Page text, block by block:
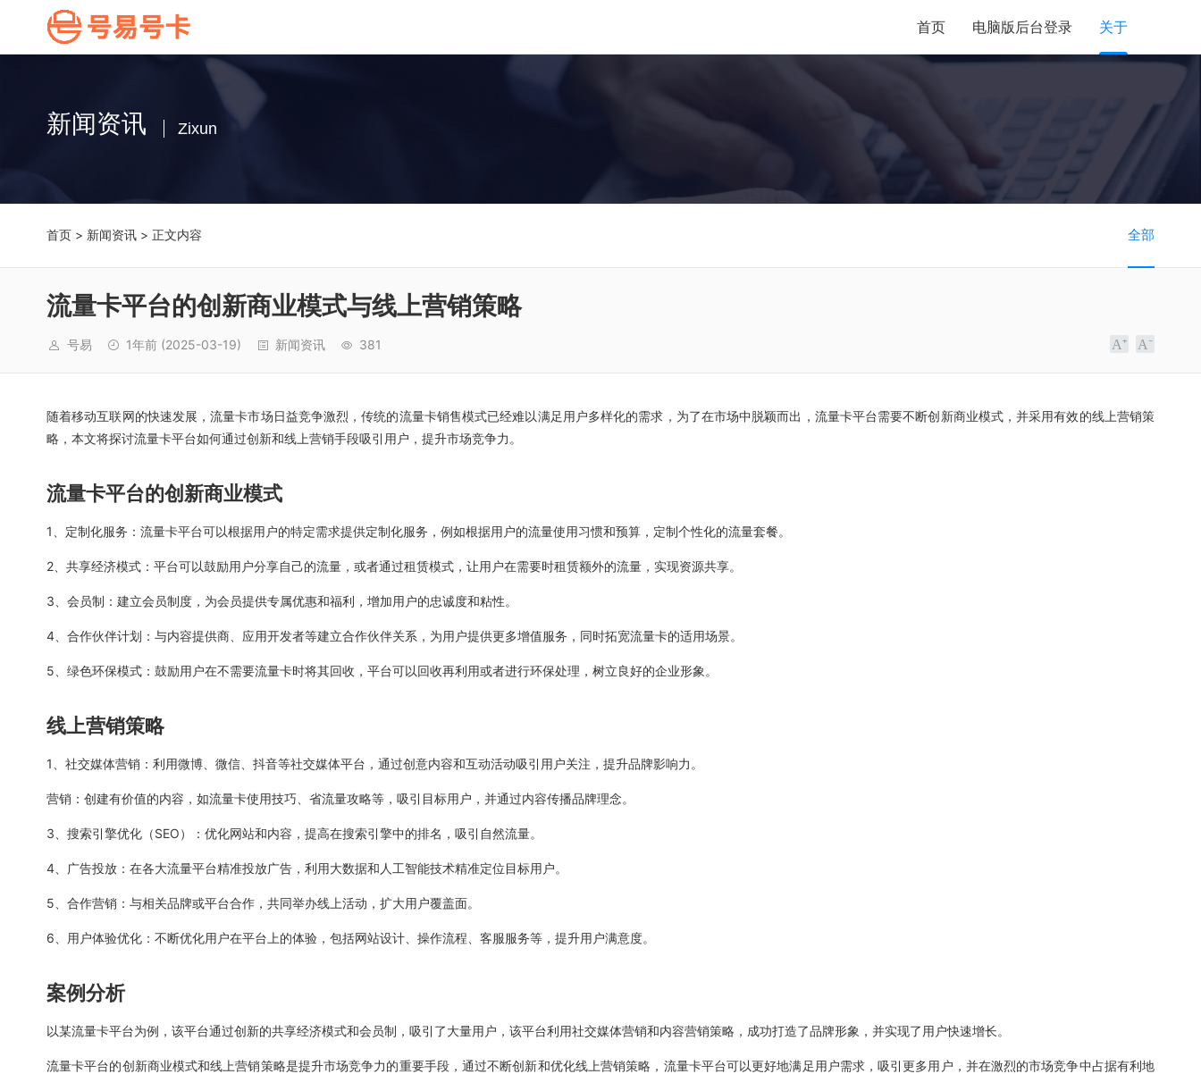
首页 电脑版后台登录 关于
新闻资讯 Zixun
首页 > 新闻资讯 > 正文内容 全部
流量卡平台的创新商业模式与线上营销策略
号易 1年前 (2025-03-19) 新闻资讯 381
随着移动互联网的快速发展，流量卡市场日益竞争激烈，传统的流量卡销售模式已经难以满足用户多样化的需求，为了在市场中脱颖而出，流量卡平台需要不断创新商业模式，并采用有效的线上营销策
略，本文将探讨流量卡平台如何通过创新和线上营销手段吸引用户，提升市场竞争力。
流量卡平台的创新商业模式
1、定制化服务：流量卡平台可以根据用户的特定需求提供定制化服务，例如根据用户的流量使用习惯和预算，定制个性化的流量套餐。
2、共享经济模式：平台可以鼓励用户分享自己的流量，或者通过租赁模式，让用户在需要时租赁额外的流量，实现资源共享。
3、会员制：建立会员制度，为会员提供专属优惠和福利，增加用户的忠诚度和粘性。
4、合作伙伴计划：与内容提供商、应用开发者等建立合作伙伴关系，为用户提供更多增值服务，同时拓宽流量卡的适用场景。
5、绿色环保模式：鼓励用户在不需要流量卡时将其回收，平台可以回收再利用或者进行环保处理，树立良好的企业形象。
线上营销策略
1、社交媒体营销：利用微博、微信、抖音等社交媒体平台，通过创意内容和互动活动吸引用户关注，提升品牌影响力。
营销：创建有价值的内容，如流量卡使用技巧、省流量攻略等，吸引目标用户，并通过内容传播品牌理念。
3、搜索引擎优化（SEO）：优化网站和内容，提高在搜索引擎中的排名，吸引自然流量。
4、广告投放：在各大流量平台精准投放广告，利用大数据和人工智能技术精准定位目标用户。
5、合作营销：与相关品牌或平台合作，共同举办线上活动，扩大用户覆盖面。
6、用户体验优化：不断优化用户在平台上的体验，包括网站设计、操作流程、客服服务等，提升用户满意度。
案例分析
以某流量卡平台为例，该平台通过创新的共享经济模式和会员制，吸引了大量用户，该平台利用社交媒体营销和内容营销策略，成功打造了品牌形象，并实现了用户快速增长。
流量卡平台的创新商业模式和线上营销策略是提升市场竞争力的重要手段，通过不断创新和优化线上营销策略，流量卡平台可以更好地满足用户需求，吸引更多用户，并在激烈的市场竞争中占据有利地